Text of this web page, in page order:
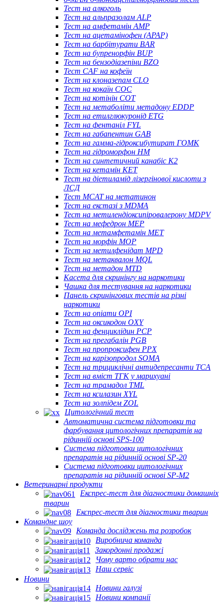
Тест на алкоголь
Тест на альпразолам ALP
Тест на амфетамін AMP
Тест на ацетамінофен (APAP)
Тест на барбітурати BAR
Тест на бупренорфін BUP
Тест на бензодіазепіни BZO
Тест CAF на кофеїн
Тест на клоназепам CLO
Тест на кокаїн COC
Тест на котінін COT
Тест на метаболіти метадону EDDP
Тест на етилглюкуронід ETG
Тест на фентаніл FYL
Тест на габапентин GAB
Тест на гамма-гідроксибутират ГОМК
Тест на гідроморфон HM
Тест на синтетичний канабіс K2
Тест на кетамін KET
Тест на діетиламід лізергінової кислоти з
ЛСД
Тест MCAT на метатинон
Тест на екстазі з MDMA
Тест на метилендіоксипіровалерону MDPV
Тест на мефедрон MEP
Тест на метамфетамін MET
Тест на морфін MOP
Тест на метилфенідат MPD
Тест на метаквалон MQL
Тест на метадон MTD
Касета для скринінгу на наркотики
Чашка для тестування на наркотики
Панель скринінгових тестів на різні
наркотики
Тест на опіати OPI
Тест на оксикодон OXY
Тест на фенциклідин PCP
Тест на прегабалін PGB
Тест на пропроксифен PPX
Тест на карізопродол SOMA
Тест на трициклічні антидепресанти TCA
Тест на вміст ТГК у марихуані
Тест на трамадол TML
Тест на ксилазин XYL
Тест на золпідем ZOL
Цитологічний тест
Автоматична система підготовки та
фарбування цитологічних препаратів на
рідинній основі SPS-100
Система підготовки цитологічних
препаратів на рідинній основі SP-20
Система підготовки цитологічних
препаратів на рідинній основі SP-M2
Ветеринарні продукти
Експрес-тест для діагностики домашніх
тварин
Експрес-тест для діагностики тварин
Командне шоу
Команда досліджень та розробок
Виробнича команда
Закордонні продажі
Чому варто обрати нас
Наш сервіс
Новини
Новини галузі
Новини компанії